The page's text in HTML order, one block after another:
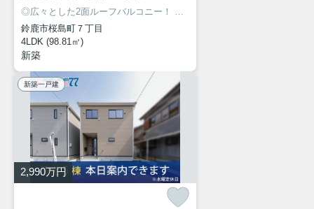
◎広々とした2面ルーフバルコニー！
鈴鹿市桜島町７丁目
4LDK (98.81㎡)
新築
新築一戸建
2,990万円